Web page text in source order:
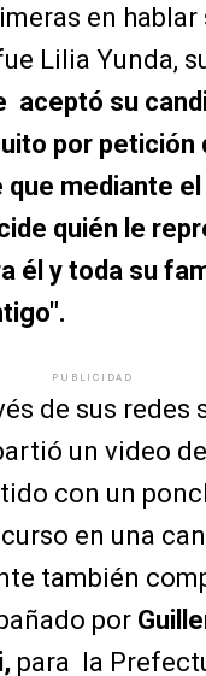
en hablar
Lilia Yunda,
aceptó su
por petición
que mediante
quién le
él y toda su
PUBLICIDAD
de sus redes
un video
con un
en una
también
por
para la